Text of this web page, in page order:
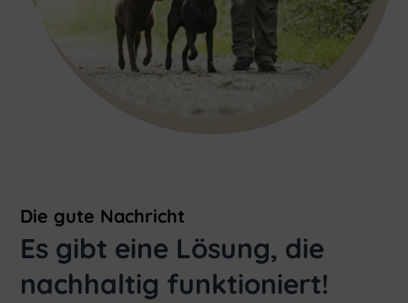
Die gute Nachricht
Es gibt eine Lösung, die
nachhaltig funktioniert!